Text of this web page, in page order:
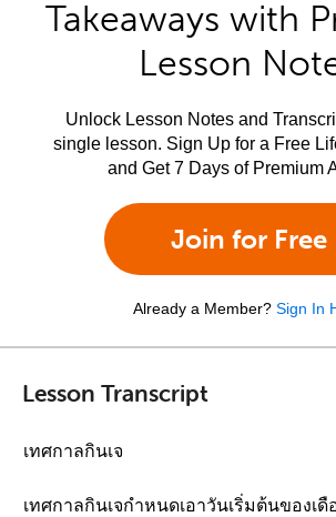
Takeaways with
Lesson
Unlock Lesson Notes and
single lesson. Sign Up for a Free
and Get 7 Days of Premium
Join for Free
Already a Member? Sign In
Lesson Transcript
เทศกาลกินเจ
เทศกาลกินเจกำหนดเอาวันเริ่มต้นของเดื